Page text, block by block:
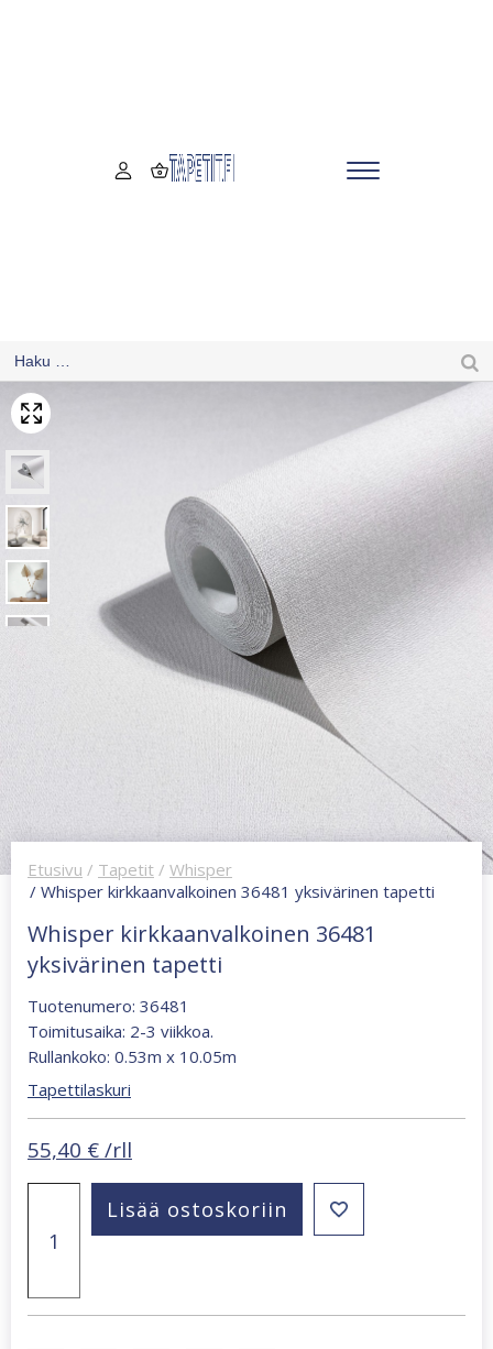
Etusivu / Tapetit / Whisper
/ Whisper kirkkaanvalkoinen 36481 yksivärinen tapetti
Whisper kirkkaanvalkoinen 36481
yksivärinen tapetti
Tuotenumero: 36481
Toimitusaika: 2-3 viikkoa.
Rullankoko: 0.53m x 10.05m
Tapettilaskuri
55,40 € /rll
kirkkaanvalkoinen
36481
määrä
Lisää ostoskoriin